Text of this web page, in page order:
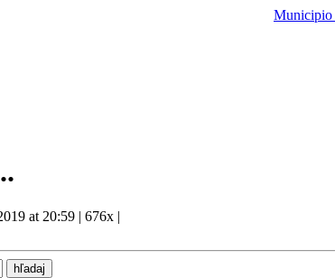
Municipio
at 20:59 | 676x |
hľadaj